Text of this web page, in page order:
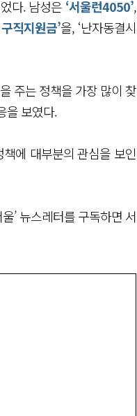
다. 남성은 ‘서울런4050’,
직지원금’을, ‘난자동결시
주는 정책을 가장 많이 찾
을 보였다.
에 대부분의 관심을 보인
’ 뉴스레터를 구독하면 서